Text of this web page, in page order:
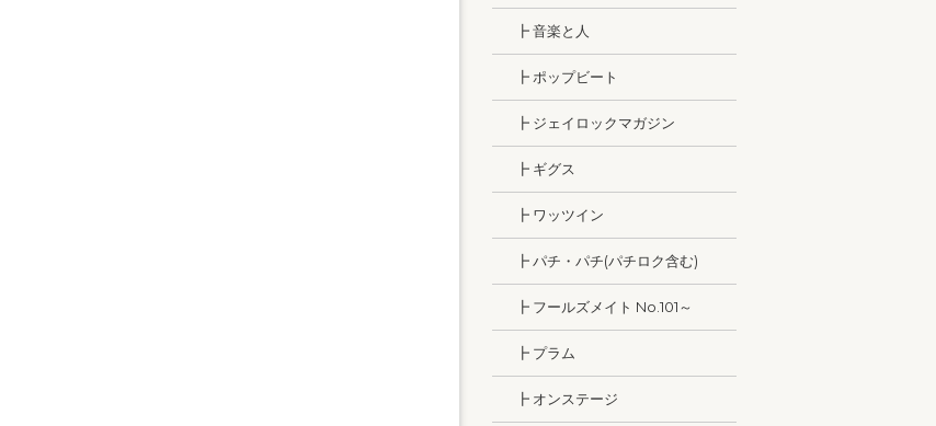
┣ 音楽と人
┣ ポップビート
┣ ジェイロックマガジン
┣ ギグス
┣ ワッツイン
┣ パチ・パチ(パチロク含む)
┣ フールズメイト No.101～
┣ プラム
┣ オンステージ